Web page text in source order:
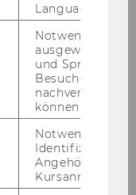
Language
Notwendig um
ausgewählte
und
Besuchers
nachverfolgen
können.
Notwendig zur
Identifizierung
Angehörige/r für
Kursanmeldung.